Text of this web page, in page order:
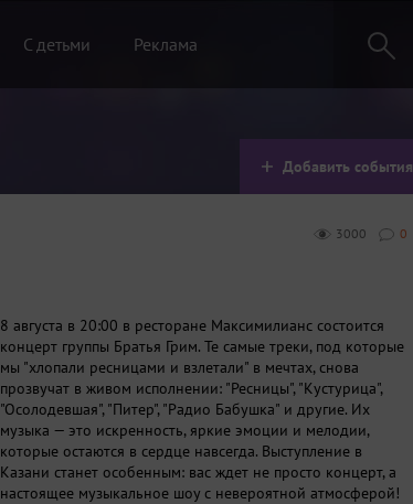
С детьми Реклама
Добавить события
0
3000
8 августа в 20:00 в ресторане Максимилианс состоится
концерт группы Братья Грим. Те самые треки, под которые
мы "хлопали ресницами и взлетали" в мечтах, снова
прозвучат в живом исполнении: "Ресницы", "Кустурица",
"Осолодевшая", "Питер", "Радио Бабушка" и другие. Их
музыка — это искренность, яркие эмоции и мелодии,
которые остаются в сердце навсегда. Выступление в
Казани станет особенным: вас ждет не просто концерт, а
настоящее музыкальное шоу с невероятной атмосферой!